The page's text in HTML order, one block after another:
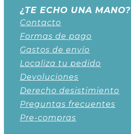
¿TE ECHO UNA MANO?
Contacto
Formas de pago
Gastos de envío
Localiza tu pedido
Devoluciones
Derecho desistimiento
Preguntas frecuentes
Pre-compras